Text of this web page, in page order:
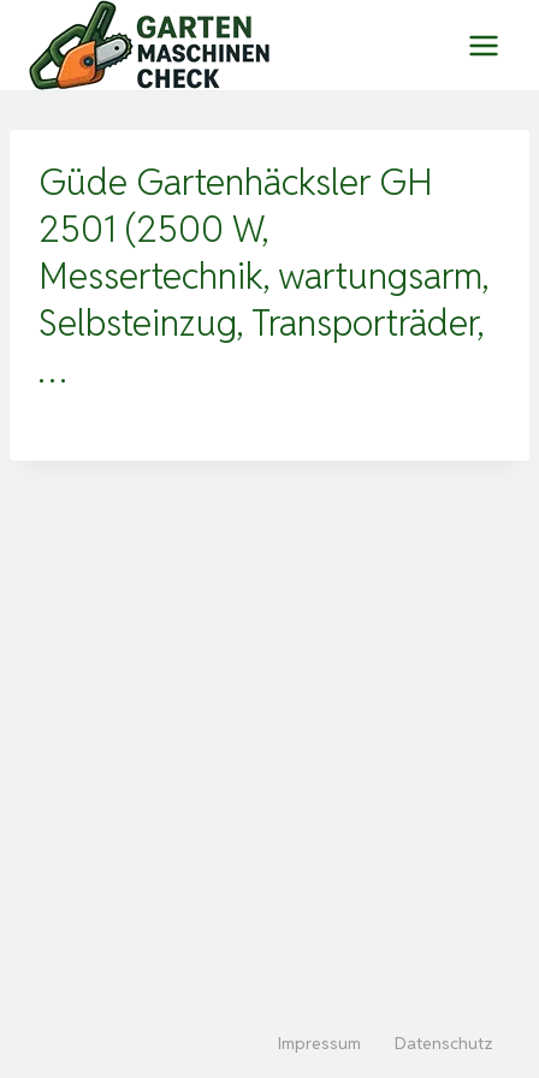
Inhalt
springen
Güde Gartenhäcksler GH
2501 (2500 W,
Messertechnik, wartungsarm,
Selbsteinzug, Transporträder,
…
Impressum Datenschutz